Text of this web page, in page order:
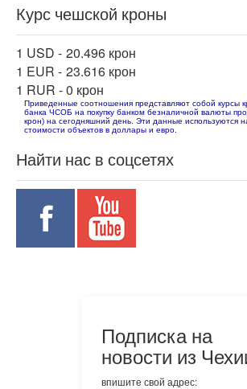
Курс чешской кроны
1 USD - 20.496 крон
1 EUR - 23.616 крон
1 RUR -0 крон
Приведенные соотношения представляют собой курсы
банка ЧСОБ на покупку банком безналичной валюты
крон) на сегодняшний день. Эти данные используются
стоимости объектов в доллары и евро.
Найти нас в соцсетях
Подписка на
новости из
впишите свой адрес: